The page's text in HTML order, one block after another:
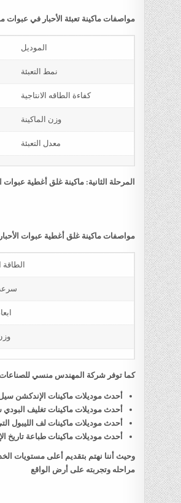
مواصفات ماكينة تعبئة الأحبار في عبوات موديل 404 دبل اي ثنائية المخرج ماركة
الموديل
نمط التعبئة
كفاءة الطاقه الانتاجية
وزن الماكينة
معدل التعبئة
المرحلة الثانية: ماكينة غلق أغطية عبوات الأحبار موديل
مواصفات ماكينة غلق أغطية عبوات الأحبار موديل 461
الطاقة
سرعه
كما توفر شركة المهندس منسي للصناعات
أحدث موديلات ماكينات الإندكشن
أحدث موديلات ماكينات تغليف
أحدث موديلات ماكينات لف الليبول
أحدث موديلات ماكينات طباعة تاريخ
وحيث أننا نهتم بتقديم أعلى مستويات
مراحله وتجربته على أرض الواقع